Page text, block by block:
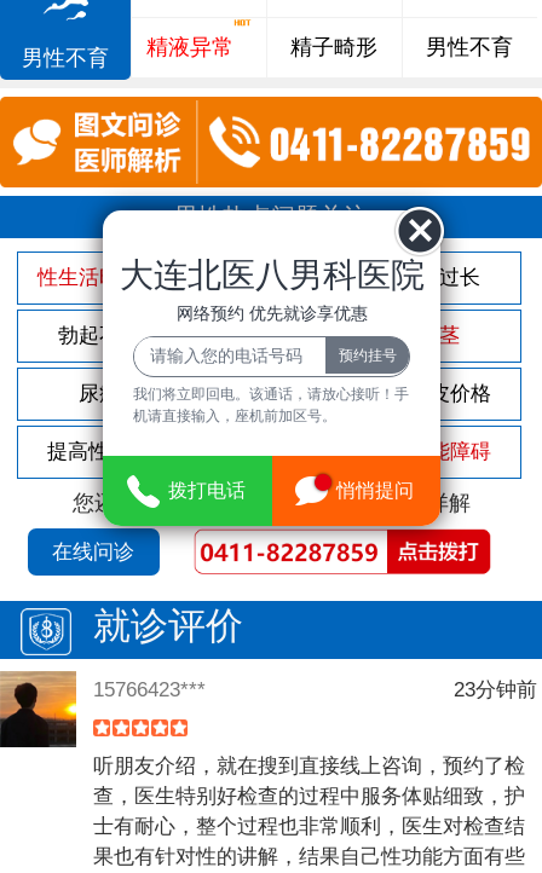
男性不育 精液异常 精子畸形 男性不育
男性热点问题关注
性生活时间短 射精过快 包皮过长
勃起不坚 尿频尿急 包茎
尿痛 前列腺炎 割包皮价格
提高性功能 龟头敏感 性功能障碍
您还可以拨打 免费咨询电话 立即为您详解
在线问诊
就诊评价
15766423*** 23分钟前
听朋友介绍，就在搜到直接线上咨询，预约了检
查，医生特别好检查的过程中服务体贴细致，护
士有耐心，整个过程也非常顺利，医生对检查结
果也有针对性的讲解，结果自己性功能方面有些
大连北医八男科医院
网络预约 优先就诊享优惠
我们将立即回电。该通话，请放心接听！手
机请直接输入，座机前加区号。
拨打电话 悄悄提问